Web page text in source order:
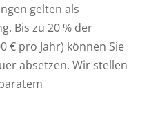
gelten als
Bis zu 20 % der
€ pro Jahr) können Sie
absetzen. Wir stellen